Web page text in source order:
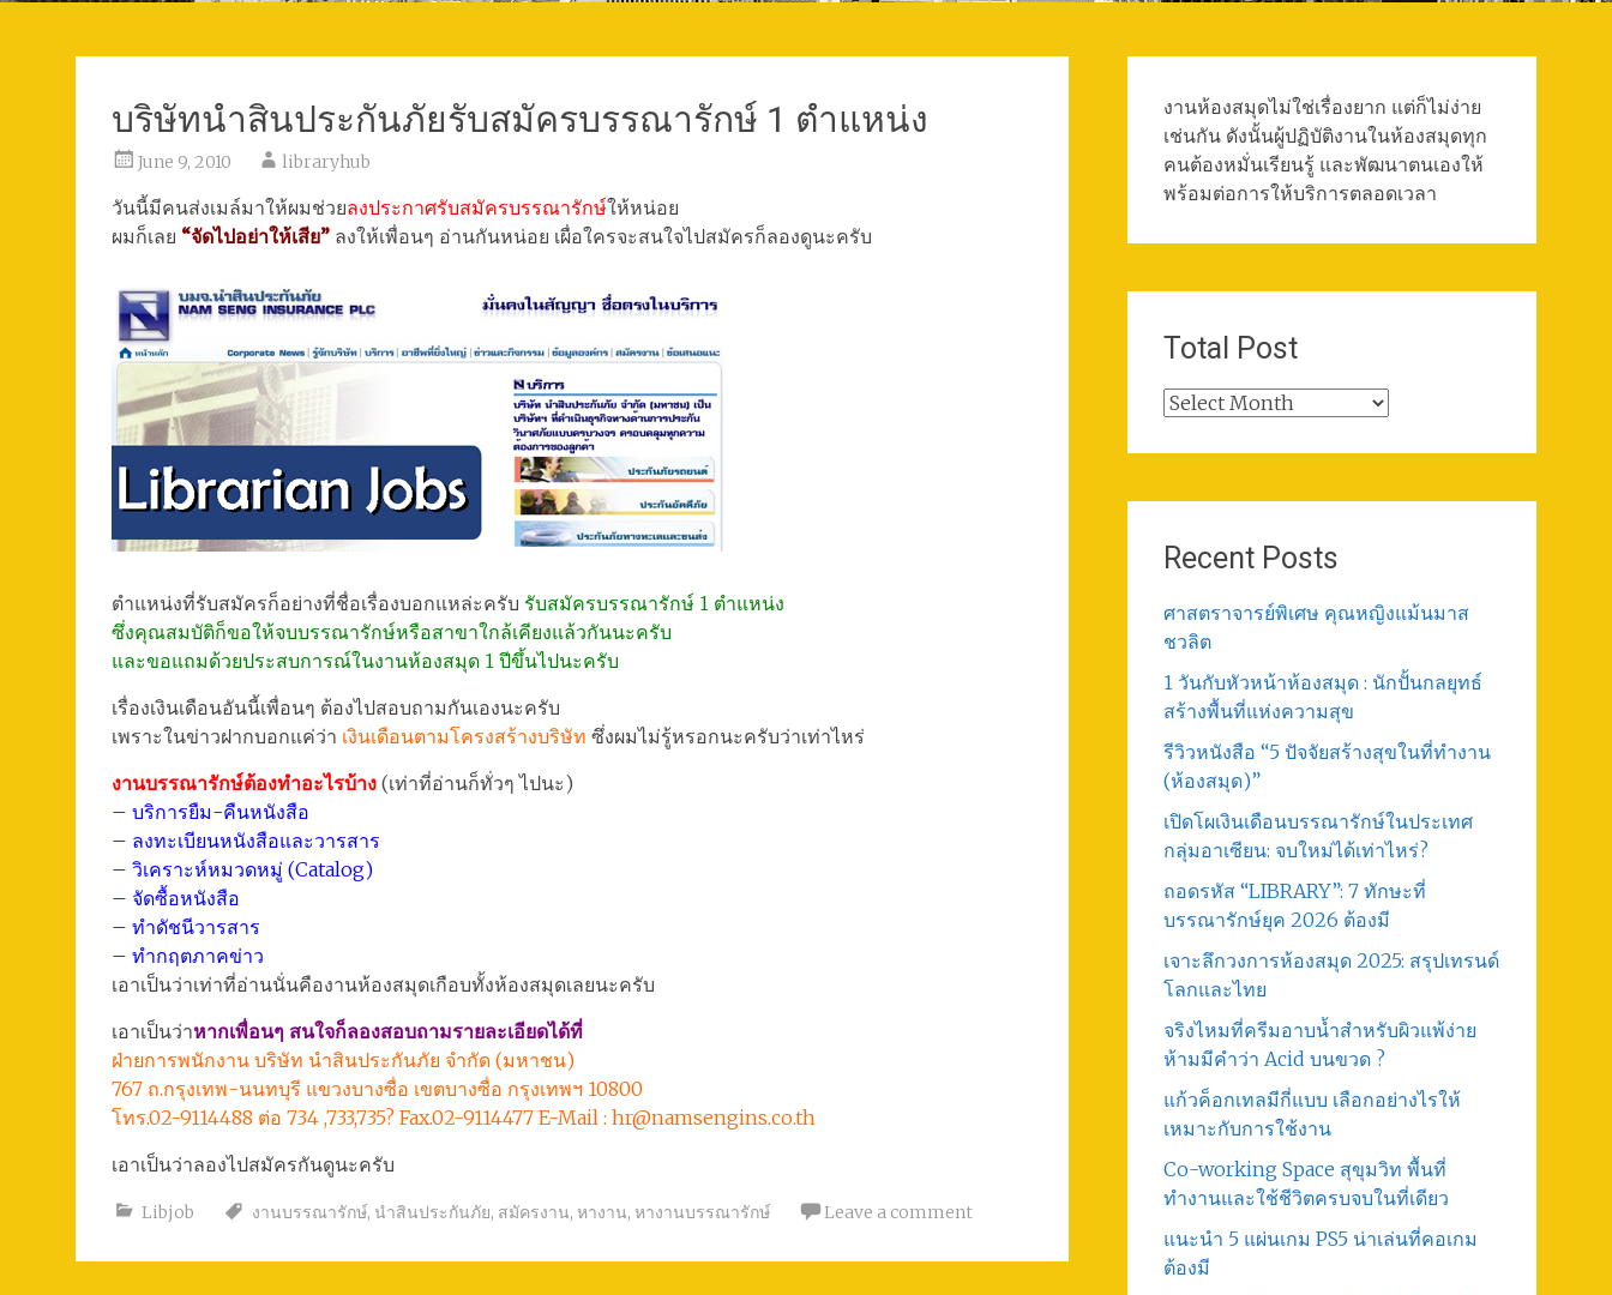
บริษัทนำสินประกันภัยรับสมัครบรรณารักษ์ 1 ตำแหน่ง
June 9, 2010 libraryhub
วันนี้มีคนส่งเมล์มาให้ผมช่วยลงประกาศรับสมัครบรรณารักษ์ให้หน่อย
ผมก็เลย “จัดไปอย่าให้เสีย” ลงให้เพื่อนๆ อ่านกันหน่อย เผื่อใครจะสนใจไปสมัครก็ลองดูนะครับ
ตำแหน่งที่รับสมัครก็อย่างที่ชื่อเรื่องบอกแหล่ะครับ รับสมัครบรรณารักษ์ 1 ตำแหน่ง
ซึ่งคุณสมบัติก็ขอให้จบบรรณารักษ์หรือสาขาใกล้เคียงแล้วกันนะครับ
และขอแถมด้วยประสบการณ์ในงานห้องสมุด 1 ปีขึ้นไปนะครับ
เรื่องเงินเดือนอันนี้เพื่อนๆ ต้องไปสอบถามกันเองนะครับ
เพราะในข่าวฝากบอกแค่ว่า เงินเดือนตามโครงสร้างบริษัท ซึ่งผมไม่รู้หรอกนะครับว่าเท่าไหร่
งานบรรณารักษ์ต้องทำอะไรบ้าง (เท่าที่อ่านก็ทั่วๆ ไปนะ)
– บริการยืม-คืนหนังสือ
– ลงทะเบียนหนังสือและวารสาร
– วิเคราะห์หมวดหมู่ (Catalog)
– จัดซื้อหนังสือ
– ทำดัชนีวารสาร
– ทำกฤตภาคข่าว
เอาเป็นว่าเท่าที่อ่านนั่นคืองานห้องสมุดเกือบทั้งห้องสมุดเลยนะครับ
เอาเป็นว่าหากเพื่อนๆ สนใจก็ลองสอบถามรายละเอียดได้ที่
ฝ่ายการพนักงาน บริษัท นำสินประกันภัย จำกัด (มหาชน)
767 ถ.กรุงเทพ-นนทบุรี แขวงบางซื่อ เขตบางซื่อ กรุงเทพฯ 10800
โทร.02-9114488 ต่อ 734 ,733,735? Fax.02-9114477 E-Mail : hr@namsengins.co.th
เอาเป็นว่าลองไปสมัครกันดูนะครับ
Libjob งานบรรณารักษ์, นำสินประกันภัย, สมัครงาน, หางาน, หางานบรรณารักษ์ Leave a comment
งานห้องสมุดไม่ใช่เรื่องยาก แต่ก็ไม่ง่าย
เช่นกัน ดังนั้นผู้ปฏิบัติงานในห้องสมุดทุก
คนต้องหมั่นเรียนรู้ และพัฒนาตนเองให้
พร้อมต่อการให้บริการตลอดเวลา
Total Post
Total
Recent Posts
ศาสตราจารย์พิเศษ คุณหญิงแม้นมาส
ชวลิต
1 วันกับหัวหน้าห้องสมุด : นักปั้นกลยุทธ์
สร้างพื้นที่แห่งความสุข
รีวิวหนังสือ “5 ปัจจัยสร้างสุขในที่ทำงาน
(ห้องสมุด)”
เปิดโผเงินเดือนบรรณารักษ์ในประเทศ
กลุ่มอาเซียน: จบใหม่ได้เท่าไหร่?
ถอดรหัส “LIBRARY”: 7 ทักษะที่
บรรณารักษ์ยุค 2026 ต้องมี
เจาะลึกวงการห้องสมุด 2025: สรุปเทรนด์
โลกและไทย
จริงไหมที่ครีมอาบน้ำสำหรับผิวแพ้ง่าย
ห้ามมีคำว่า Acid บนขวด ?
แก้วค็อกเทลมีกี่แบบ เลือกอย่างไรให้
เหมาะกับการใช้งาน
Co-working Space สุขุมวิท พื้นที่
ทำงานและใช้ชีวิตครบจบในที่เดียว
แนะนำ 5 แผ่นเกม PS5 น่าเล่นที่คอเกม
ต้องมี